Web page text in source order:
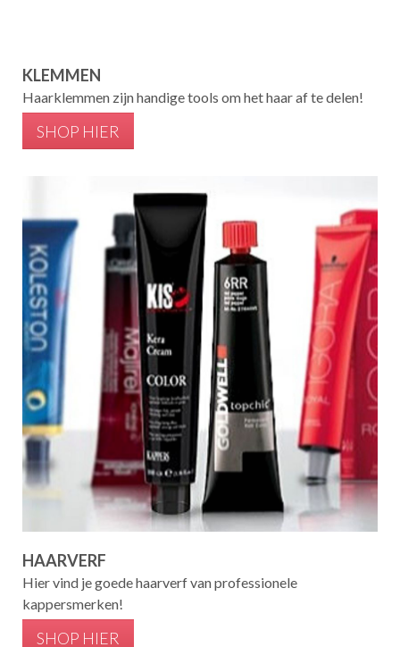
KLEMMEN
Haarklemmen zijn handige tools om het haar af te delen!
SHOP HIER
HAARVERF
Hier vind je goede haarverf van professionele
kappersmerken!
SHOP HIER